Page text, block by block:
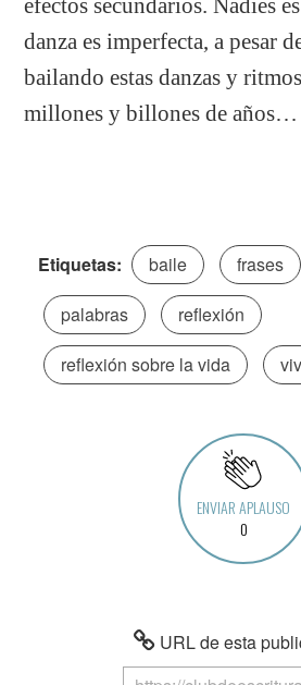
efectos secundarios. Nadies
danza es imperfecta, a pesar
bailando estas danzas y
millones y billones de años…
Etiquetas: baile frases
palabras
reflexión
reflexión sobre la vida
ENVIAR APLAUSO
0
URL de esta